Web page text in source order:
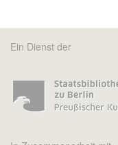
Ein Dienst der